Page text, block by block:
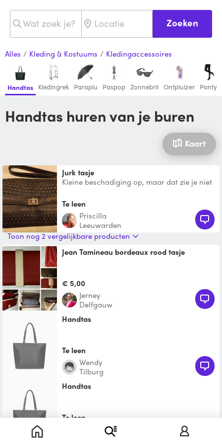
Zoeken
Alles / Kleding & Kostuums / Kledingaccessoires
Handtas Kledingrek Paraplu Paspop Zonnebril Ontpluizer Panty
Handtas huren van je buren
Kaart
Jurk tasje
Kleine beschadiging op, maar dat zie je niet
wellicht ben
Te leen
Priscilla
Leeuwarden
Toon nog 2 vergelijkbare producten
Jean Tamineau bordeaux rood tasje
€ 5,00
Jerney
Delfgauw
Handtas
Te leen
Wendy
Tilburg
Handtas
Te leen
Monique